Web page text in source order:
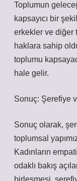
Toplumun
kapsayıcı bir
erkekler ve diğer
haklara sahip
toplumu
hale gelir.
Sonuç: Şerefiye
Sonuç olarak,
toplumsal
Kadınların
odaklı bakış
birleşmesi,